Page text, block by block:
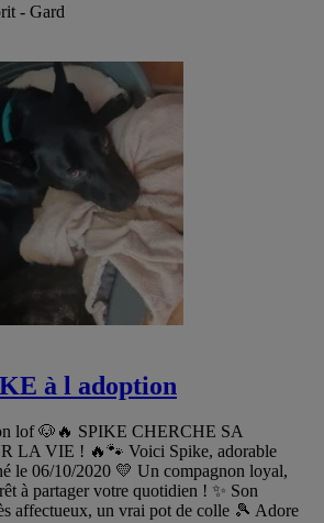
- Gard
à l adoption
lof 🐶🔥 SPIKE CHERCHE SA
LA VIE ! 🔥🐾 Voici Spike, adorable
le 06/10/2020 💛 Un compagnon loyal,
à partager votre quotidien ! ✨ Son
affectueux, un vrai pot de colle 🎾 Adore